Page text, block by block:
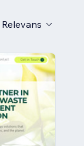
Relevans